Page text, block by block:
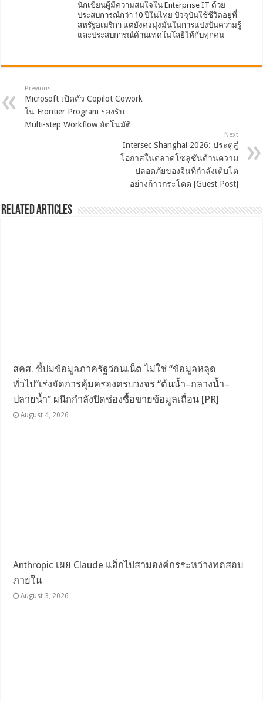
นักเขียนผู้มีความสนใจใน Enterprise IT ด้วย
ประสบการณ์กว่า 10 ปีในไทย ปัจจุบันใช้ชีวิตอยู่ที่
สหรัฐอเมริกา แต่ยังคงมุ่งมั่นในการแบ่งปันความรู้
และประสบการณ์ด้านเทคโนโลยีให้กับทุกคน
Previous
Microsoft เปิดตัว Copilot Cowork
ใน Frontier Program รองรับ
Multi-step Workflow อัตโนมัติ
Next
Intersec Shanghai 2026: ประตูสู่
โอกาสในตลาดโซลูชันด้านความ
ปลอดภัยของจีนที่กำลังเติบโต
อย่างก้าวกระโดด [Guest Post]
Related Articles
สคส. ชี้ปมข้อมูลภาครัฐว่อนเน็ต ไม่ใช่ “ข้อมูลหลุด
ทั่วไป”เร่งจัดการคุ้มครองครบวงจร “ต้นน้ำ–กลางน้ำ–
ปลายน้ำ” ผนึกกำลังปิดช่องซื้อขายข้อมูลเถื่อน [PR]
August 4, 2026
Anthropic เผย Claude แฮ็กไปสามองค์กรระหว่างทดสอบ
ภายใน
August 3, 2026